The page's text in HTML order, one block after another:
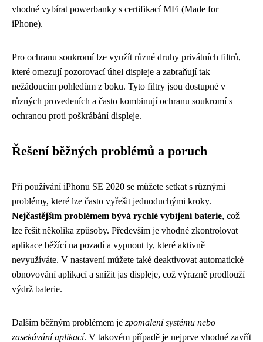
vhodné vybírat powerbanky s certifikací MFi (Made for
iPhone).
Pro ochranu soukromí lze využít různé druhy privátních filtrů,
které omezují pozorovací úhel displeje a zabraňují tak
nežádoucím pohledům z boku. Tyto filtry jsou dostupné v
různých provedeních a často kombinují ochranu soukromí s
ochranou proti poškrábání displeje.
Řešení běžných problémů a poruch
Při používání iPhonu SE 2020 se můžete setkat s různými
problémy, které lze často vyřešit jednoduchými kroky.
Nejčastějším problémem bývá rychlé vybíjení baterie, což
lze řešit několika způsoby. Především je vhodné zkontrolovat
aplikace běžící na pozadí a vypnout ty, které aktivně
nevyužíváte. V nastavení můžete také deaktivovat automatické
obnovování aplikací a snížit jas displeje, což výrazně prodlouží
výdrž baterie.
Dalším běžným problémem je zpomalení systému nebo
zasekávání aplikací. V takovém případě je nejprve vhodné zavřít